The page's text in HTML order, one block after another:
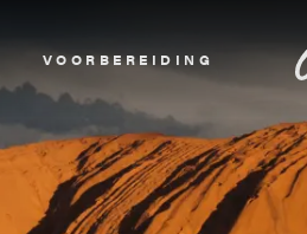
VOORBEREIDING